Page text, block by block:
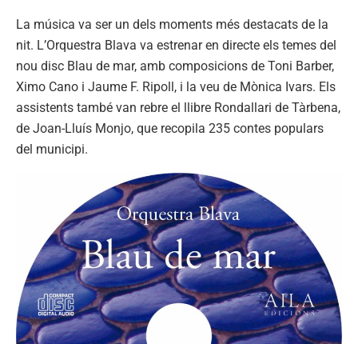
La música va ser un dels moments més destacats de la
nit. L’Orquestra Blava va estrenar en directe els temes del
nou disc Blau de mar, amb composicions de Toni Barber,
Ximo Cano i Jaume F. Ripoll, i la veu de Mònica Ivars. Els
assistents també van rebre el llibre Rondallari de Tàrbena,
de Joan-Lluís Monjo, que recopila 235 contes populars
del municipi.